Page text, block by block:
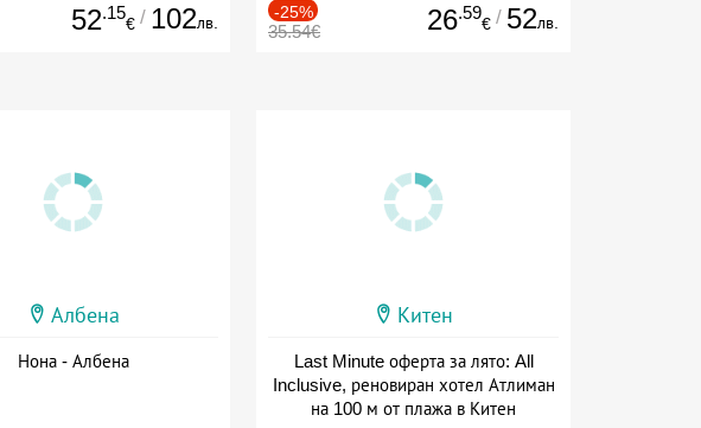
52.15
€ / 102лв.
-25%
35.54€ 26.59
€ / 52лв.
Албена
Нона - Албена
Китен
Last Minute оферта за лято: All
Inclusive, реновиран хотел Атлиман
на 100 м от плажа в Китен